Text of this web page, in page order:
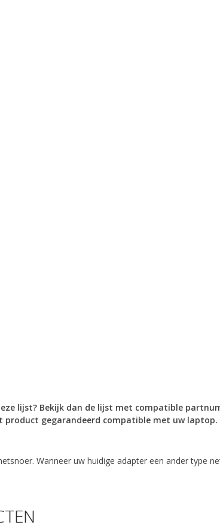
lijst? Bekijk dan de lijst met compatible
product gegarandeerd compatible met uw
Wanneer uw huidige adapter een ander type